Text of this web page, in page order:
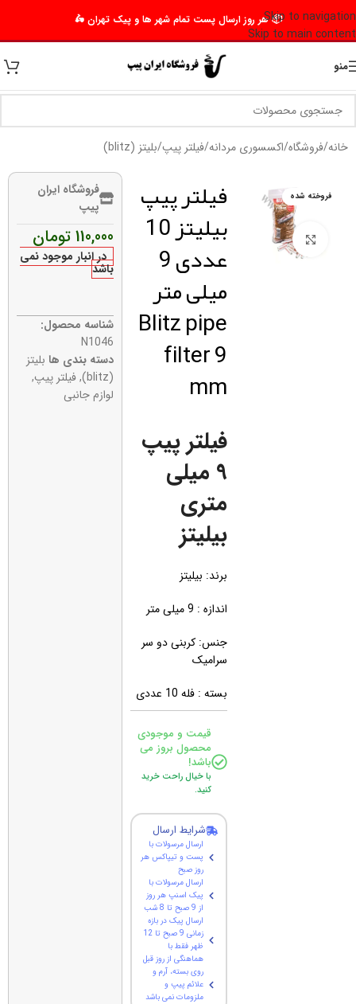
Skip to navigation
Skip to main content
📦 هر روز ارسال پست تمام شهر ها و پیک تهران 🛵
منو
خانه/فروشگاه/اکسسوری مردانه/فیلتر پیپ/بلیتز (blitz)
فروخته شده
برای بزرگنمایی کلیک کنید
فیلتر پیپ
بیلیتز 10
عددی 9
میلی متر
Blitz pipe
filter 9
mm
فیلتر پیپ
9 میلی
متری
بیلیتز
برند: بیلیتز
اندازه : 9 میلی متر
جنس: کربنی دو سر
سرامیک
بسته : فله 10 عددی
قیمت و موجودی
محصول بروز می
باشد!
با خیال راحت خرید
کنید.
شرایط ارسال
ارسال مرسولات با
پست و تیپاکس هر
روز صبح
ارسال مرسولات با
پیک اسنپ هر روز
از 9 صبح تا 8 شب
ارسال پیک در بازه
زمانی 9 صبح تا 12
ظهر فقط با
هماهنگی از روز قبل
روی بسته، آرم و
علائم پیپ و
ملزومات نمی باشد
فروشگاه ایران
پیپ
110,000 تومان
در انبار موجود نمی
باشد
شناسه محصول:
N1046
دسته بندی ها بلیتز
(blitz)
,فیلتر پیپ,
لوازم جانبی